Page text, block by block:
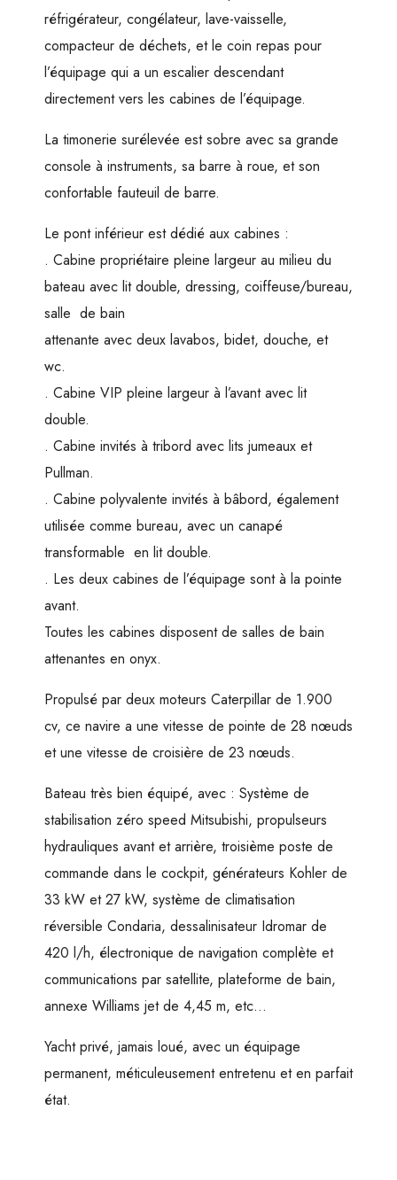
réfrigérateur, congélateur, lave-vaisselle,
compacteur de déchets, et le coin repas pour
l’équipage qui a un escalier descendant
directement vers les cabines de l’équipage.
La timonerie surélevée est sobre avec sa grande
console à instruments, sa barre à roue, et son
confortable fauteuil de barre.
Le pont inférieur est dédié aux cabines :
. Cabine propriétaire pleine largeur au milieu du
bateau avec lit double, dressing, coiffeuse/bureau,
salle de bain
attenante avec deux lavabos, bidet, douche, et
wc.
. Cabine VIP pleine largeur à l’avant avec lit
double.
. Cabine invités à tribord avec lits jumeaux et
Pullman.
. Cabine polyvalente invités à bâbord, également
utilisée comme bureau, avec un canapé
transformable en lit double.
. Les deux cabines de l’équipage sont à la pointe
avant.
Toutes les cabines disposent de salles de bain
attenantes en onyx.
Propulsé par deux moteurs Caterpillar de 1.900
cv, ce navire a une vitesse de pointe de 28 nœuds
et une vitesse de croisière de 23 nœuds.
Bateau très bien équipé, avec : Système de
stabilisation zéro speed Mitsubishi, propulseurs
hydrauliques avant et arrière, troisième poste de
commande dans le cockpit, générateurs Kohler de
33 kW et 27 kW, système de climatisation
réversible Condaria, dessalinisateur Idromar de
420 l/h, électronique de navigation complète et
communications par satellite, plateforme de bain,
annexe Williams jet de 4,45 m, etc…
Yacht privé, jamais loué, avec un équipage
permanent, méticuleusement entretenu et en parfait
état.